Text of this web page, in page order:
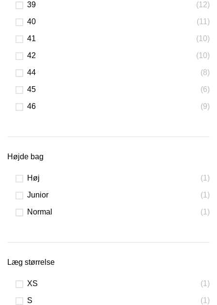
39 (12)
40 (11)
41 (10)
42 (10)
44 (8)
45 (6)
46 (9)
Højde bag
Høj (1)
Junior (1)
Normal (1)
Læg størrelse
XS (1)
S (1)